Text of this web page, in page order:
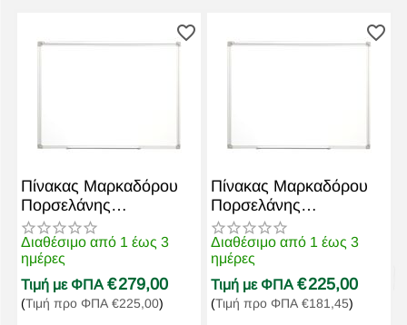
Πίνακας Μαρκαδόρου
Πορσελάνης
120x240cm WB1224P3
Μαγνητικός
Διαθέσιμο από 1 έως 3
ημέρες
Τιμή με ΦΠΑ €279,00
(Τιμή προ ΦΠΑ €225,00)
Πίνακας Μαρκαδόρου
Πορσελάνης
120x180cm WB1218P3
Μαγνητικός
Διαθέσιμο από 1 έως 3
ημέρες
Τιμή με ΦΠΑ €225,00
(Τιμή προ ΦΠΑ €181,45)